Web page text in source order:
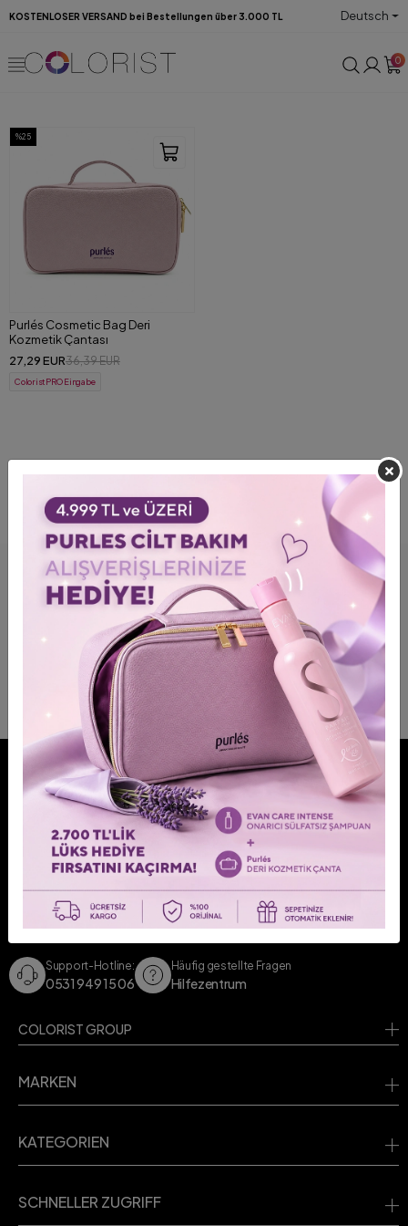
KOSTENLOSER VERSAND bei Bestellungen über 3.000 TL Deutsch
0
%25
Purlés Cosmetic Bag Deri
Kozmetik Çantası
27,29 EUR36,39 EUR
ColoristPRO Eingabe
FOLGEN SIE UNSEREN MARKEN NÄHER!
MACHEN SIE MIT!
Bleiben Sie über Vorteile und Rabatte informiert.
KONTAKTIEREN SIE UNS!
Kontaktieren Sie uns für Ihre Fragen.
Support-Hotline:
0531 949 15 06
Häufig gestellte Fragen
Hilfezentrum
COLORIST GROUP
MARKEN
KATEGORIEN
SCHNELLER ZUGRIFF